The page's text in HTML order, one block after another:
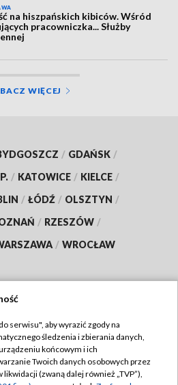
na hiszpańskich kibiców. Wśród
pracowniczka... Służby
WIĘCEJ
/ GDAŃSK /
/ KATOWICE / KIELCE /
/ ŁÓDŹ / OLSZTYN /
/ RZESZÓW /
/ WROCŁAW
TVP
TVP
serwisu", aby wyrazić zgody na
śledzenia i zbierania danych,
końcowym i ich
Twoich danych osobowych przez
likwidacji (zwaną dalej również „TVP”),